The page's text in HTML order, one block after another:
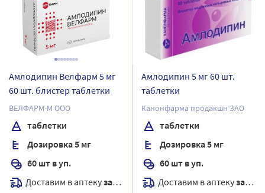
Амлодипин Велфарм 5 мг
60 шт. блистер таблетки
ВЕЛФАРМ-М ООО
таблетки
Дозировка 5 мг
60 шт в уп.
Доставим в аптекузавтра
Амлодипин 5 мг 60 шт.
таблетки
Канонфарма продакшн ЗАО
таблетки
Дозировка 5 мг
60 шт в уп.
Доставим в аптекузавтра